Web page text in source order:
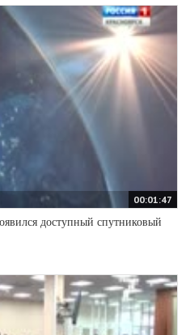
00:01:47
доступный спутниковый